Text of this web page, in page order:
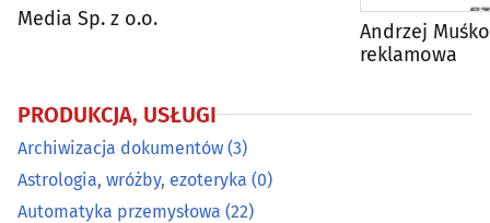
Energetyka (22)
Galwanizacja(3)
Gaz - dystrybucja, napełnianie(6)
Media Sp. z o.o.
Andrzej
reklamowa
PRODUKCJA, USŁUGI
Archiwizacja dokumentów (3)
Astrologia, wróżby, ezoteryka (0)
Automatyka przemysłowa (22)